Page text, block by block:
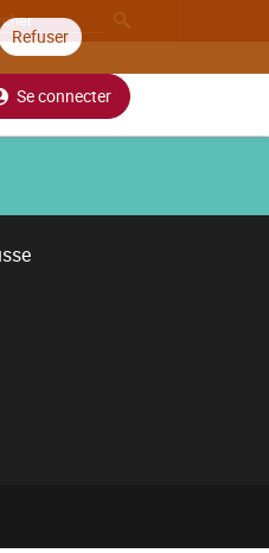
Refuser
Se connecter